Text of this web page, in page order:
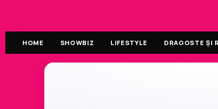
HOME SHOWBIZ LIFESTYLE DRAGOSTE ȘI